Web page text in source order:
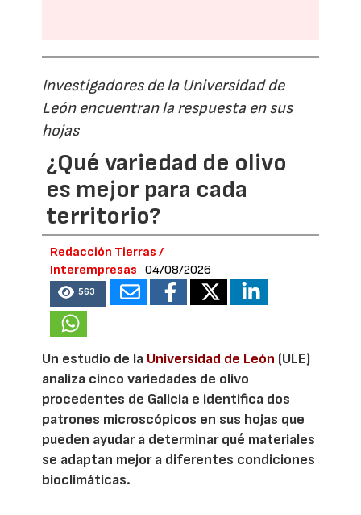
Investigadores de la Universidad de
León encuentran la respuesta en sus
hojas
¿Qué variedad de olivo
es mejor para cada
territorio?
Redacción Tierras /
Interempresas
04/08/2026
563
Un estudio de la Universidad de León (ULE)
analiza cinco variedades de olivo
procedentes de Galicia e identifica dos
patrones microscópicos en sus hojas que
pueden ayudar a determinar qué materiales
se adaptan mejor a diferentes condiciones
bioclimáticas.